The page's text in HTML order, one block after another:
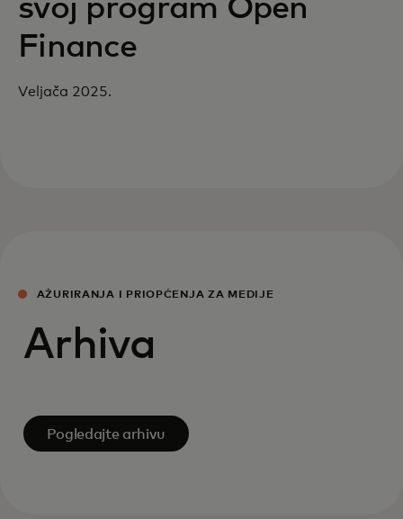
svoj program Open
Finance
Veljača 2025.
AŽURIRANJA I PRIOPĆENJA ZA MEDIJE
Arhiva
Pogledajte arhivu